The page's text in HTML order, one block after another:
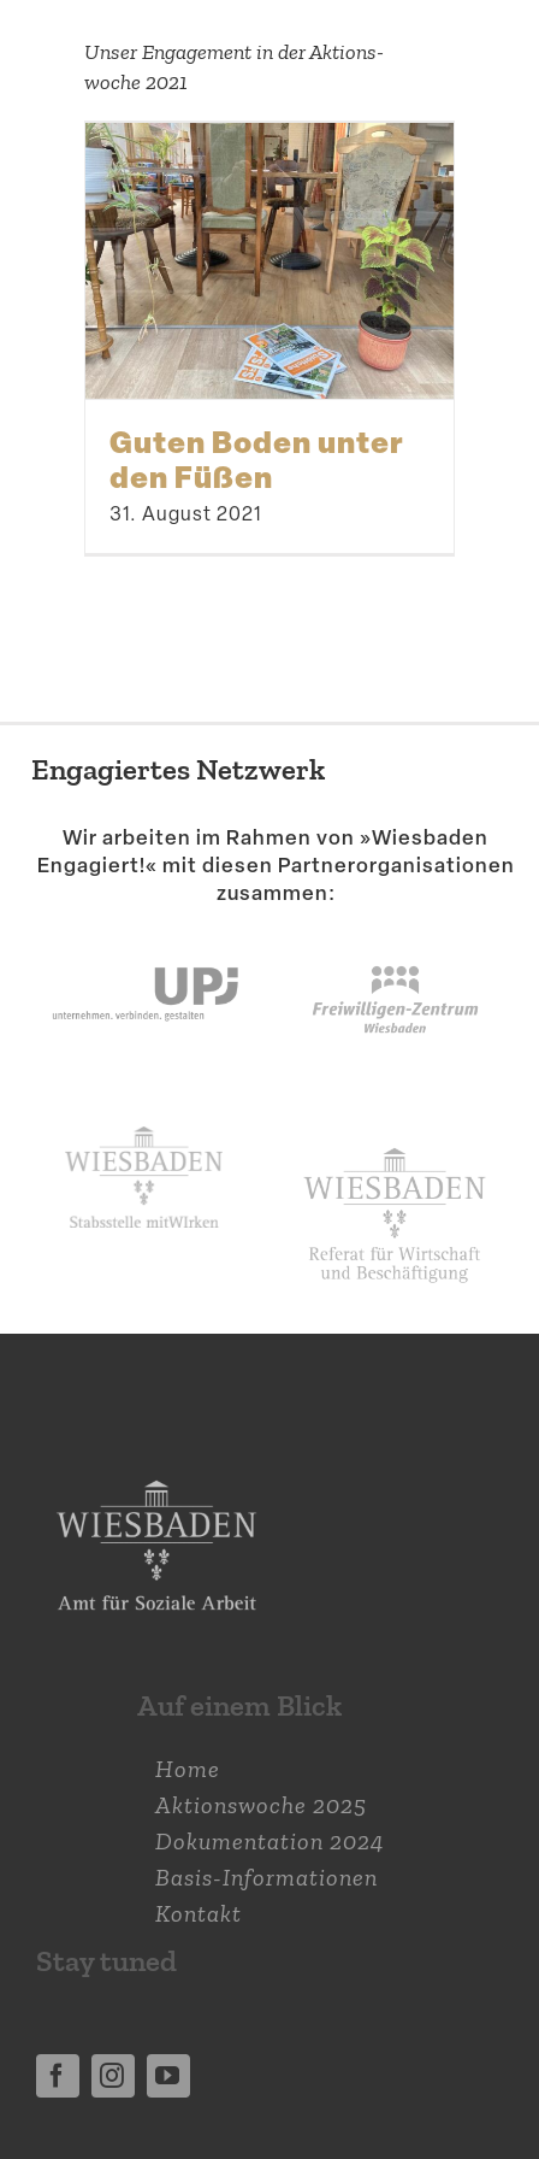
Unser Engagement in der Aktions­
woche 2021
Guten Boden unter
den Füßen
31. August 2021
Engagiertes Netzwerk
Wir arbeiten im Rahmen von »Wiesbaden
Engagiert!« mit diesen Partner­or­ga­ni­sa­tionen
zusammen:
Auf einem Blick
Home
Aktions­woche 2025
Dokumen­tation 2024
Basis-Informationen
Kontakt
Stay tuned